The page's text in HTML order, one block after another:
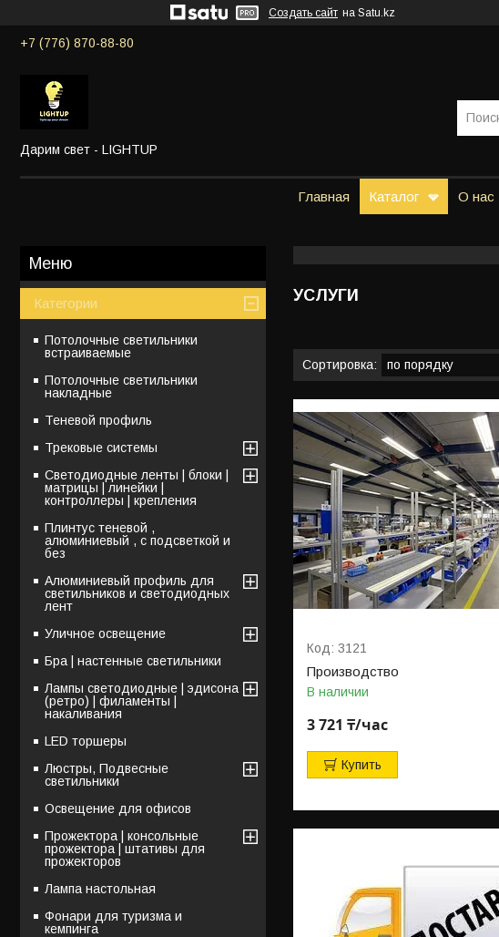
Создать сайт на Satu.kz
+7 (776) 870-88-80
Дарим свет - LIGHTUP
Главная Каталог О нас
УСЛУГИ
3121
Производство
В наличии
3 721 ₸/час
Купить
Категории
Потолочные светильники
встраиваемые
Потолочные светильники
накладные
Теневой профиль
Трековые системы
Светодиодные ленты | блоки |
матрицы | линейки |
контроллеры | крепления
Плинтус теневой ,
алюминиевый , с подсветкой и
без
Алюминиевый профиль для
светильников и светодиодных
лент
Уличное освещение
Бра | настенные светильники
Лампы светодиодные | эдисона
(ретро) | филаменты |
накаливания
LED торшеры
Люстры, Подвесные
светильники
Освещение для офисов
Прожектора | консольные
прожектора | штативы для
прожекторов
Лампа настольная
Фонари для туризма и
кемпинга